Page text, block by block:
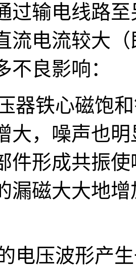
过输电线路
流电流较大
不良影响：
器铁心磁饱
大，噪声也
件形成共振
漏磁大大地
电压波形产